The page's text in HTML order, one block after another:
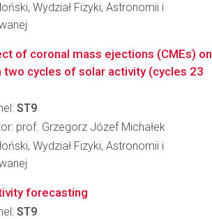
Wydział Fizyki, Astronomii i
of coronal mass ejections (CMEs) on
two cycles of solar activity (cycles 23
ST9
prof. Grzegorz Józef Michałek
Wydział Fizyki, Astronomii i
forecasting
ST9